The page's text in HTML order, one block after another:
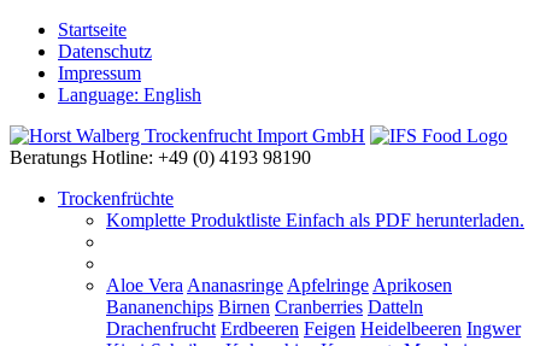
Startseite
Datenschutz
Impressum
Language: English
Beratungs Hotline: +49 (0) 4193 98190
Trockenfrüchte
Komplette Produktliste Einfach als PDF herunterladen.
Aloe Vera Ananasringe Apfelringe Aprikosen
Bananenchips Birnen Cranberries Datteln
Drachenfrucht Erdbeeren Feigen Heidelbeeren Ingwer